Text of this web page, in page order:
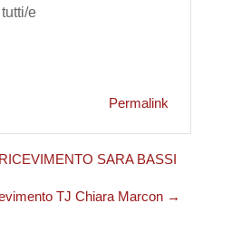
e
Permalink
SARA BASSI
TJ Chiara Marcon →